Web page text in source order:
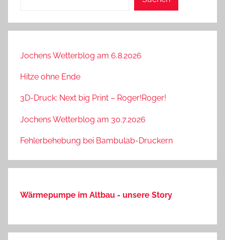
Jochens Wetterblog am 6.8.2026
Hitze ohne Ende
3D-Druck: Next big Print – Roger!Roger!
Jochens Wetterblog am 30.7.2026
Fehlerbehebung bei Bambulab-Druckern
Wärmepumpe im Altbau - unsere Story